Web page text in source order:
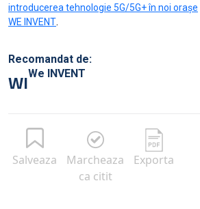
introducerea tehnologie 5G/5G+ în noi orașe
WE INVENT.
Recomandat de:
WIWe INVENT
Salveaza
Marcheaza
ca citit
Exporta